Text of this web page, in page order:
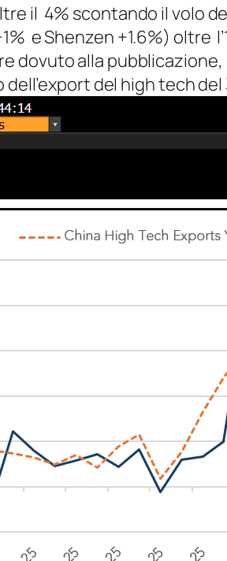
il 4% scontando il volo
e Shenzen +1.6%) oltre
dovuto alla
del high tech del